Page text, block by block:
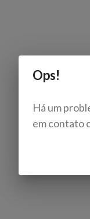
Ops!
Há um
em contato